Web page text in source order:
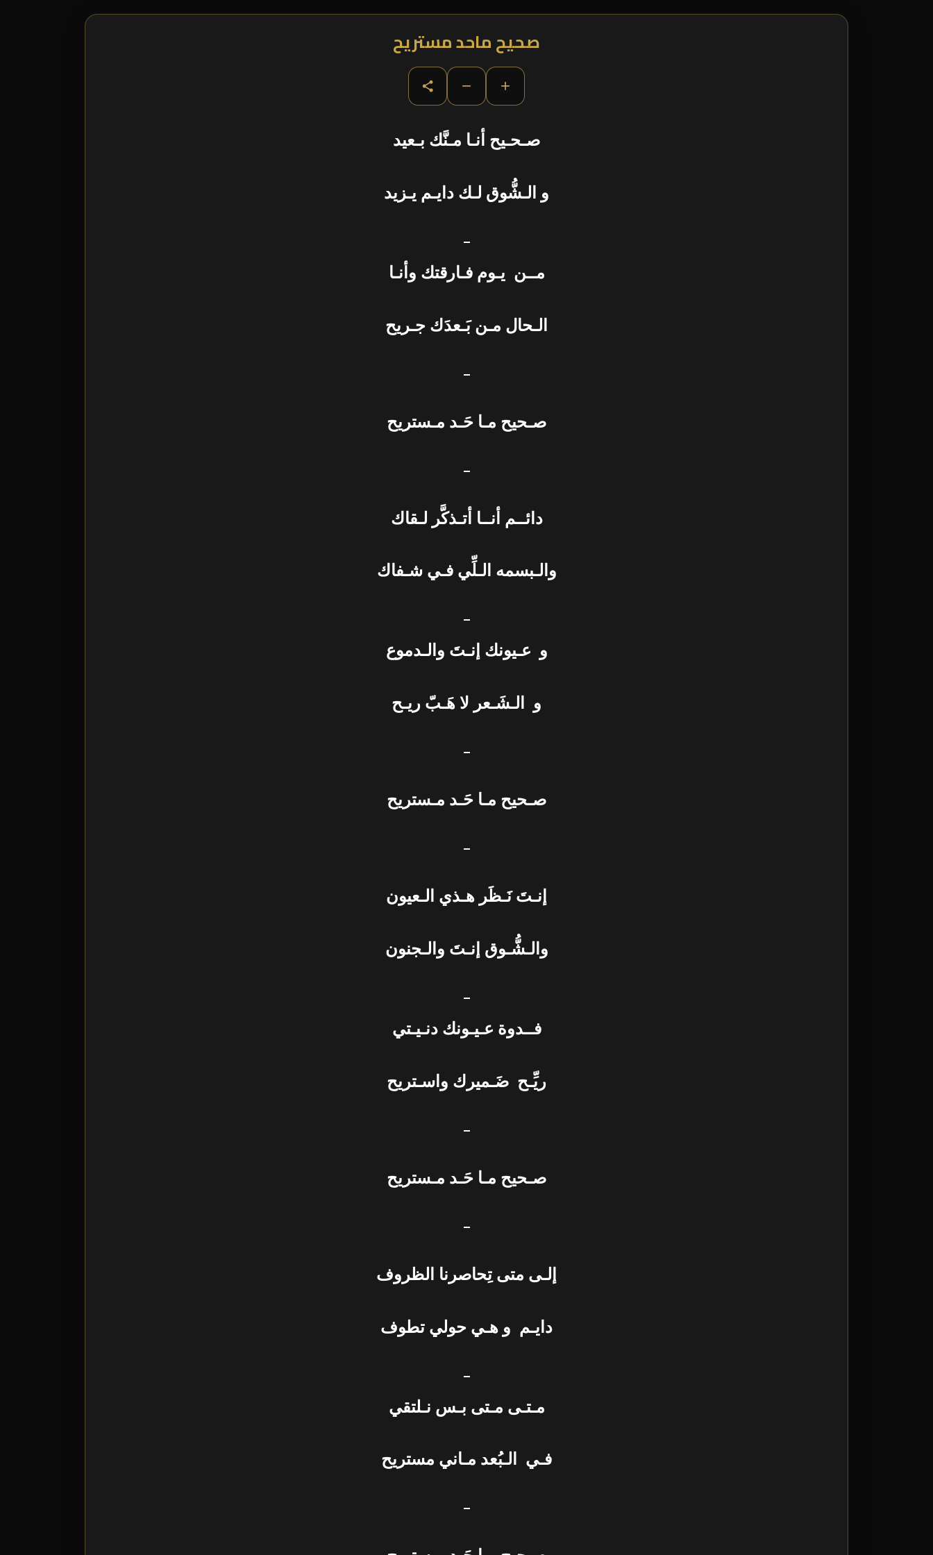
صحيح ماحد مستريح
+
−
صـحـيح أنـا مـنَّك بـعيد
و الـشُّوق لـك دايـم يـزيد
–
مــن يـوم فـارقتك وأنـا
الـحال مـن بَـعدَك جـريح
–
صـحيح مـا حَـد مـستريح
–
دائــم أنــا أتـذكَّر لـقاك
والـبسمه الـلِّي فـي شـفاك
–
و عـيونك إنـتَ والـدموع
و الـشَـعر لا هَـبّ ريـح
–
صـحيح مـا حَـد مـستريح
–
إنـتَ نَـظَر هـذي الـعيون
والـشُّـوق إنـتَ والـجنون
–
فــدوة عـيـونك دنـيـتي
ريِّـح ضَـميرك واسـتريح
–
صـحيح مـا حَـد مـستريح
–
إلـى متى تِحاصرنا الظروف
دايـم و هـي حولي تطوف
–
مـتـى مـتى بـس نـلتقي
فـي الـبُعد مـاني مستريح
–